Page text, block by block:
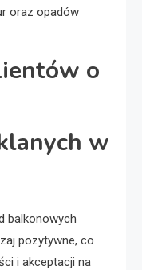
oraz opadów
o
w
balkonowych
pozytywne, co
i akceptacji na